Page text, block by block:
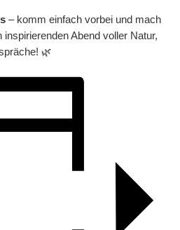
– komm einfach vorbei und mach
Abend voller Natur,
🌿